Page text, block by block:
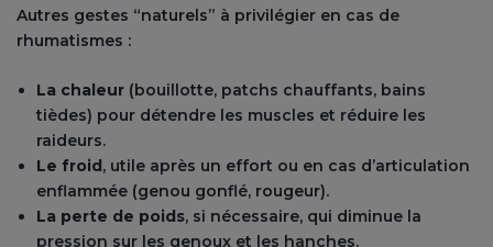
Autres gestes “naturels” à privilégier en cas de
rhumatismes :
La chaleur (bouillotte, patchs chauffants, bains
tièdes) pour détendre les muscles et réduire les
raideurs.
Le froid, utile après un effort ou en cas d’articulation
enflammée (genou gonflé, rougeur).
La perte de poids, si nécessaire, qui diminue la
pression sur les genoux et les hanches.